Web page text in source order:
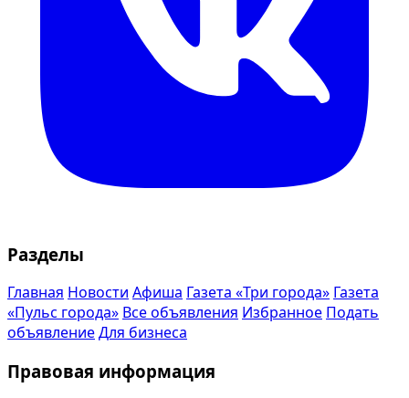
Разделы
Главная Новости Афиша Газета «Три города» Газета
«Пульс города» Все объявления Избранное Подать
объявлениеДля бизнеса
Правовая информация